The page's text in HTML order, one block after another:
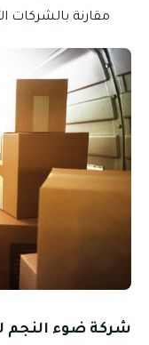
مقارنة بالشركات
شركة ضوء النجم